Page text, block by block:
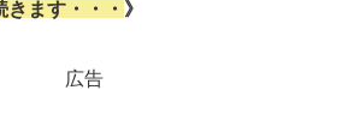
ます・・・ 》
広告